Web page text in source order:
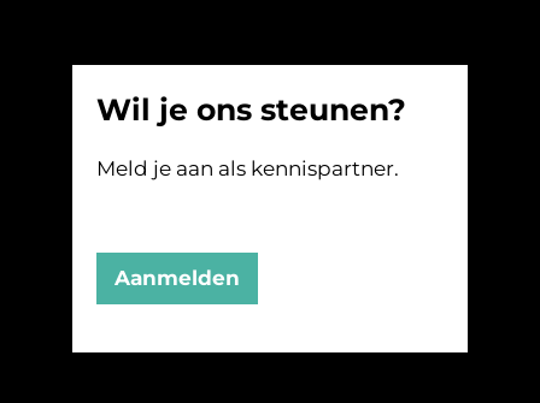
Wil je ons steunen?
Meld je aan als kennispartner.
Aanmelden